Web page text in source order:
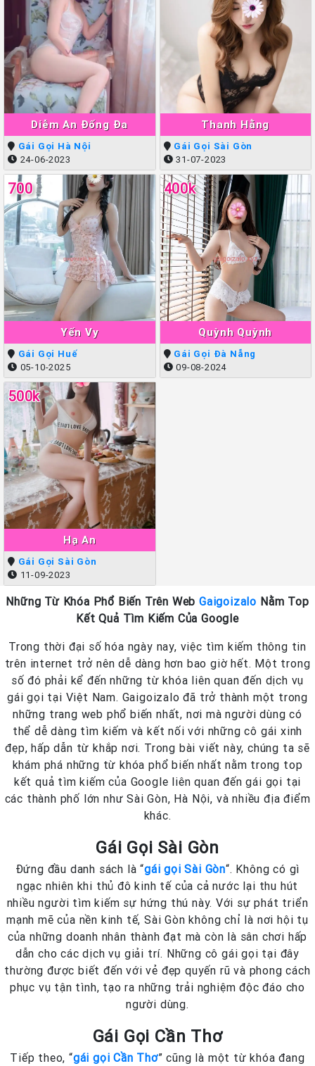
Diễm An Đống Đa
Gái Gọi Hà Nội
24-06-2023
Thanh Hằng
Gái Gọi Sài Gòn
31-07-2023
Yến Vy
700
Gái Gọi Huế
05-10-2025
Quỳnh Quỳnh
400k
Gái Gọi Đà Nẵng
09-08-2024
Hạ An
500k
Gái Gọi Sài Gòn
11-09-2023
Những Từ Khóa Phổ Biến Trên WebGaigoizalo Nằm Top
Kết Quả Tìm Kiếm Của Google
Trong thời đại số hóa ngày nay, việc tìm kiếm thông tin
trên internet trở nên dễ dàng hơn bao giờ hết. Một trong
số đó phải kể đến những từ khóa liên quan đến dịch vụ
gái gọi tại Việt Nam. Gaigoizalo đã trở thành một trong
những trang web phổ biến nhất, nơi mà người dùng có
thể dễ dàng tìm kiếm và kết nối với những cô gái xinh
đẹp, hấp dẫn từ khắp nơi. Trong bài viết này, chúng ta sẽ
khám phá những từ khóa phổ biến nhất nằm trong top
kết quả tìm kiếm của Google liên quan đến gái gọi tại
các thành phố lớn như Sài Gòn, Hà Nội, và nhiều địa điểm
khác.
Gái Gọi Sài Gòn
Đứng đầu danh sách là “gái gọi Sài Gòn“. Không có gì
ngạc nhiên khi thủ đô kinh tế của cả nước lại thu hút
nhiều người tìm kiếm sự hứng thú này. Với sự phát triển
mạnh mẽ của nền kinh tế, Sài Gòn không chỉ là nơi hội tụ
của những doanh nhân thành đạt mà còn là sân chơi hấp
dẫn cho các dịch vụ giải trí. Những cô gái gọi tại đây
thường được biết đến với vẻ đẹp quyến rũ và phong cách
phục vụ tận tình, tạo ra những trải nghiệm độc đáo cho
người dùng.
Gái Gọi Cần Thơ
Tiếp theo, “gái gọi Cần Thơ” cũng là một từ khóa đang